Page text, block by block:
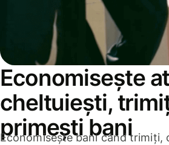
Economisește
cheltuiești,
primești bani
Economisește bani când trimiți,